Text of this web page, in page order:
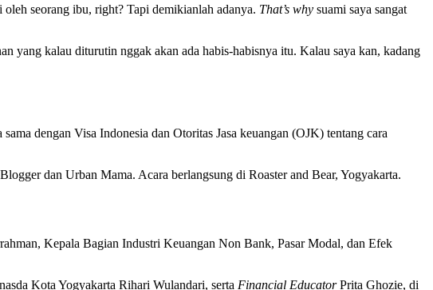
oleh seorang ibu, right? Tapi demikianlah adanya. That’s why suami saya sangat
yang kalau diturutin nggak akan ada habis-habisnya itu. Kalau saya kan, kadang
dengan Visa Indonesia dan Otoritas Jasa keuangan (OJK) tentang cara
dan Urban Mama. Acara berlangsung di Roaster and Bear, Yogyakarta.
Kepala Bagian Industri Keuangan Non Bank, Pasar Modal, dan Efek
Kota Yogyakarta Rihari Wulandari, serta Financial EducatorPrita Ghozie, di